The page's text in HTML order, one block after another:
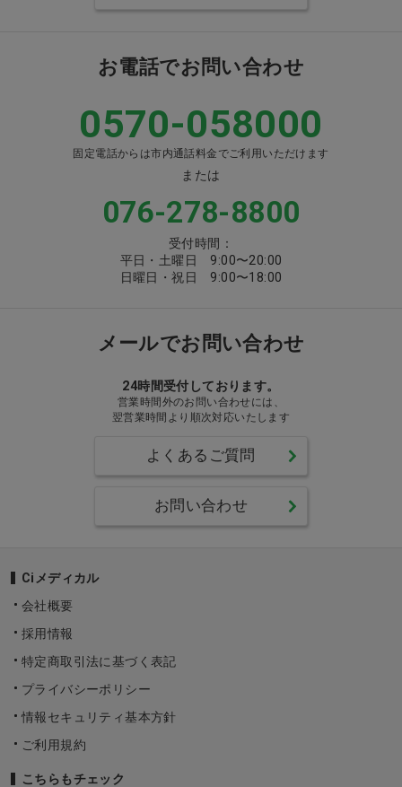
お電話でお問い合わせ
0570-058000
固定電話からは市内通話料金でご利用いただけます
または
076-278-8800
受付時間：
平日・土曜日 9:00〜20:00
日曜日・祝日 9:00〜18:00
メールでお問い合わせ
24時間受付しております。
営業時間外のお問い合わせには、
翌営業時間より順次対応いたします
よくあるご質問
お問い合わせ
Ciメディカル
会社概要
採用情報
特定商取引法に基づく表記
プライバシーポリシー
情報セキュリティ基本方針
ご利用規約
こちらもチェック